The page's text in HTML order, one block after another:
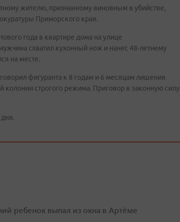
жителю, признанному виновным в убийстве,
Приморского края.
года в квартире дома на улице
схватил кухонный нож и нанес 48-летнему
на месте.
фигуранта к 8 годам и 6 месяцам лишения
колонии строгого режима. Приговор в законную силу
ребенок выпал из окна в Артёме